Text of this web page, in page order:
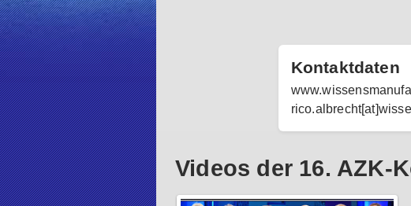
Kontaktdaten
Videos der 16. AZK-